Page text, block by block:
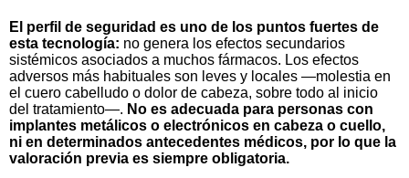
El perfil de seguridad es uno de los puntos fuertes de
esta tecnología: no genera los efectos secundarios
sistémicos asociados a muchos fármacos. Los efectos
adversos más habituales son leves y locales —molestia en
el cuero cabelludo o dolor de cabeza, sobre todo al inicio
del tratamiento—. No es adecuada para personas con
implantes metálicos o electrónicos en cabeza o cuello,
ni en determinados antecedentes médicos, por lo que la
valoración previa es siempre obligatoria.